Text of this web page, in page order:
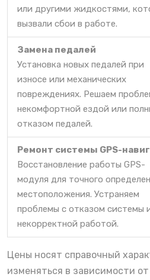
или другими жидкостями,
вызвали сбои в работе.
Замена педалей
Установка новых педалей при
износе или механических
повреждениях. Решаем
некомфортной ездой или
отказом педалей.
Ремонт системы GPS-
Восстановление работы GPS-
модуля для точного
местоположения. Устраняем
проблемы с отказом системы
некорректной работой.
Цены носят справочный
изменяться в зависимости